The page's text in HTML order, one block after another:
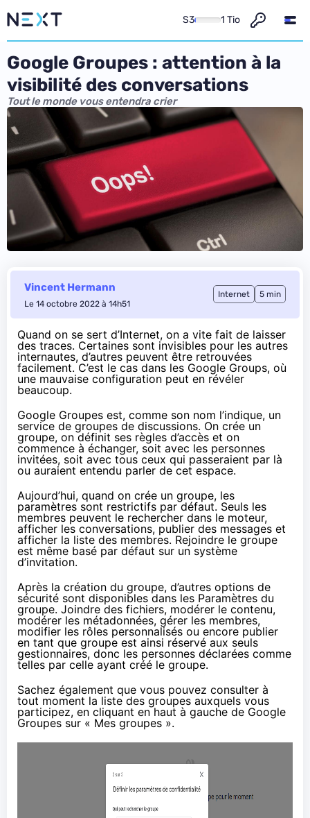
S3 1 Tio
Google Groupes : attention à la
visibilité des conversations
Tout le monde vous entendra crier
Vincent Hermann
Le 14 octobre 2022 à 14h51
Internet 5 min
Quand on se sert d’Internet, on a vite fait de laisser
des traces. Certaines sont invisibles pour les autres
internautes, d’autres peuvent être retrouvées
facilement. C’est le cas dans les Google Groups, où
une mauvaise configuration peut en révéler
beaucoup.
Google Groupes est, comme son nom l’indique, un
service de groupes de discussions. On crée un
groupe, on définit ses règles d’accès et on
commence à échanger, soit avec les personnes
invitées, soit avec tous ceux qui passeraient par là
ou auraient entendu parler de cet espace.
Aujourd’hui, quand on crée un groupe, les
paramètres sont restrictifs par défaut. Seuls les
membres peuvent le rechercher dans le moteur,
afficher les conversations, publier des messages et
afficher la liste des membres. Rejoindre le groupe
est même basé par défaut sur un système
d’invitation.
Après la création du groupe, d’autres options de
sécurité sont disponibles dans les Paramètres du
groupe. Joindre des fichiers, modérer le contenu,
modérer les métadonnées, gérer les membres,
modifier les rôles personnalisés ou encore publier
en tant que groupe est ainsi réservé aux seuls
gestionnaires, donc les personnes déclarées comme
telles par celle ayant créé le groupe.
Sachez également que vous pouvez consulter à
tout moment la liste des groupes auxquels vous
participez, en cliquant en haut à gauche de Google
Groupes sur « Mes groupes ».